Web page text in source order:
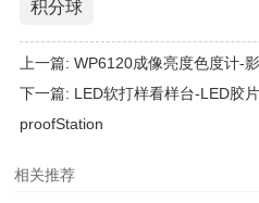
积分球
上一篇: WP6120成像亮度色度计-
下一篇: LED软打样看样台-LED胶
proofStation
相关推荐